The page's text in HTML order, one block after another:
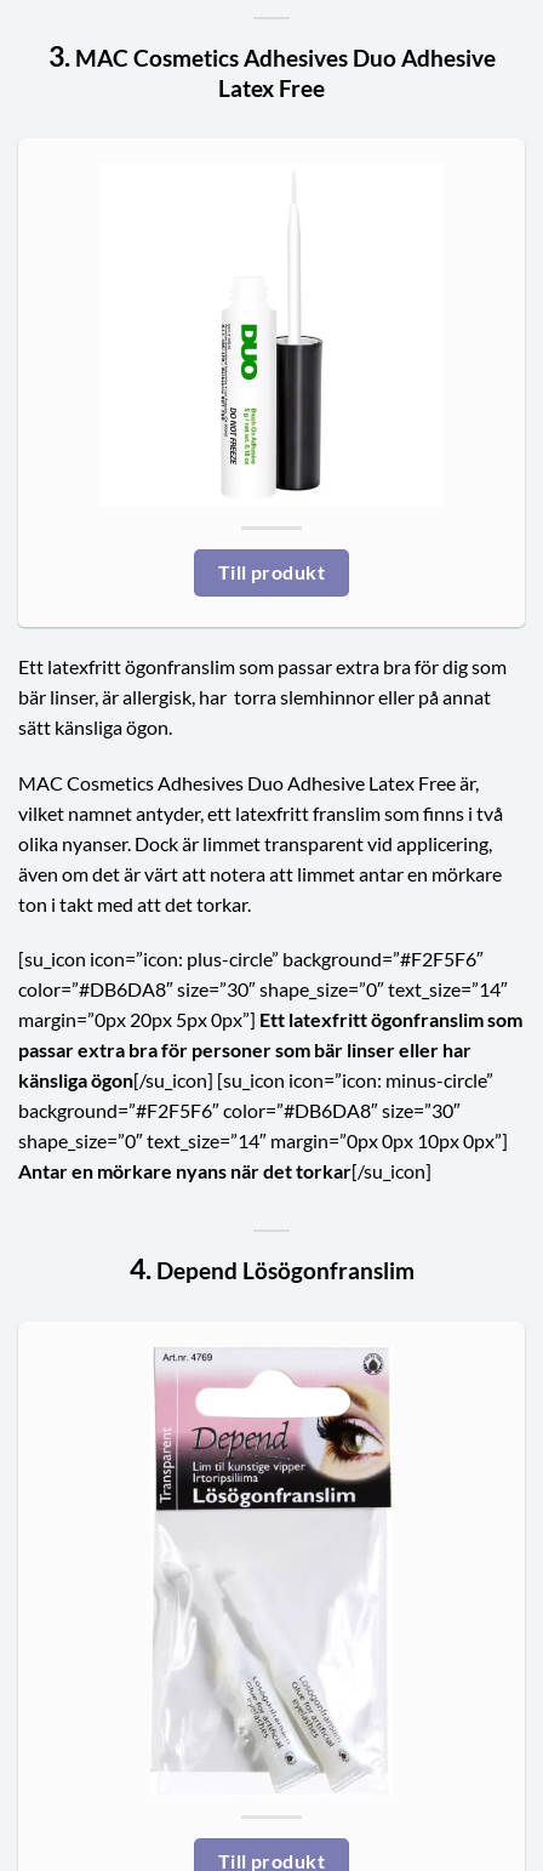
3. MAC Cosmetics Adhesives Duo Adhesive
Latex Free
Ett latexfritt ögonfranslim som passar extra bra för dig som
bär linser, är allergisk, har torra slemhinnor eller på annat
sätt känsliga ögon.
MAC Cosmetics Adhesives Duo Adhesive Latex Free är,
vilket namnet antyder, ett latexfritt franslim som finns i två
olika nyanser. Dock är limmet transparent vid applicering,
även om det är värt att notera att limmet antar en mörkare
ton i takt med att det torkar.
[su_icon icon=”icon: plus-circle” background=”#F2F5F6″
color=”#DB6DA8″ size=”30″ shape_size=”0″ text_size=”14″
margin=”0px 20px 5px 0px”] Ett latexfritt ögonfranslim som
passar extra bra för personer som bär linser eller har
känsliga ögon[/su_icon] [su_icon icon=”icon: minus-circle”
background=”#F2F5F6″ color=”#DB6DA8″ size=”30″
shape_size=”0″ text_size=”14″ margin=”0px 0px 10px 0px”]
Antar en mörkare nyans när det torkar[/su_icon]
Till produkt
4. Depend Lösögonfranslim
Till produkt